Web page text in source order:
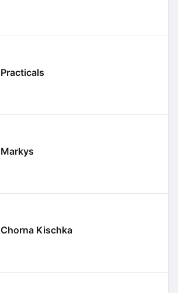
Practicals
Markys
Chorna Kischka